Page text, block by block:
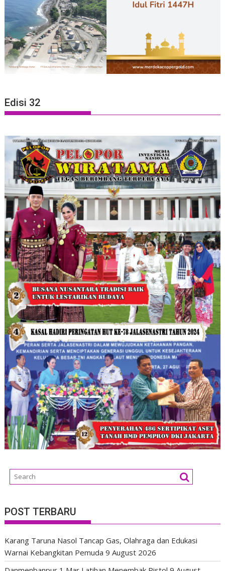
Edisi 32
POST TERBARU
Karang Taruna Nasol Tancap Gas, Olahraga dan Edukasi
Warnai Kebangkitan Pemuda 9 August 2026